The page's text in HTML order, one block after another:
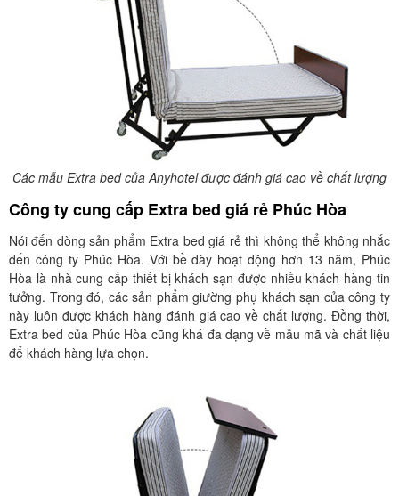
Các mẫu Extra bed của Anyhotel được đánh giá cao về chất lượng
Công ty cung cấp Extra bed giá rẻ Phúc Hòa
Nói đến dòng sản phẩm Extra bed giá rẻ thì không thể không nhắc
đến công ty Phúc Hòa. Với bề dày hoạt động hơn 13 năm, Phúc
Hòa là nhà cung cấp thiết bị khách sạn được nhiều khách hàng tin
tưởng. Trong đó, các sản phẩm giường phụ khách sạn của công ty
này luôn được khách hàng đánh giá cao về chất lượng. Đồng thời,
Extra bed của Phúc Hòa cũng khá đa dạng về mẫu mã và chất liệu
để khách hàng lựa chọn.